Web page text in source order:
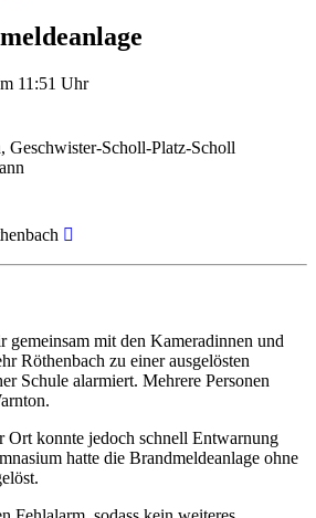
11:51 Uhr
Geschwister-Scholl-Platz-Scholl
mit den Kameradinnen und
Röthenbach zu einer ausgelösten
Schule alarmiert. Mehrere Personen
Ort konnte jedoch schnell Entwarnung
hatte die Brandmeldeanlage ohne